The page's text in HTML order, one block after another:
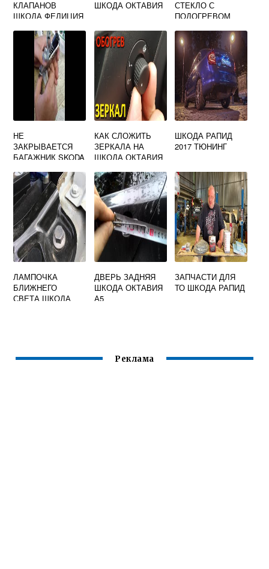
КЛАПАНОВ
ШКОДА ФЕЛИЦИЯ
ШКОДА ОКТАВИЯ
СТЕКЛО С
ПОДОГРЕВОМ
А5
НЕ
ЗАКРЫВАЕТСЯ
БАГАЖНИК SKODA
КАК СЛОЖИТЬ
ЗЕРКАЛА НА
ШКОДА ОКТАВИЯ
ШКОДА РАПИД
2017 ТЮНИНГ
ЛАМПОЧКА
БЛИЖНЕГО
СВЕТА ШКОДА
ДВЕРЬ ЗАДНЯЯ
ШКОДА ОКТАВИЯ
А5
ЗАПЧАСТИ ДЛЯ
ТО ШКОДА РАПИД
Реклама